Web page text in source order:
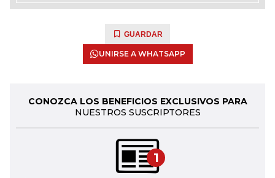
GUARDAR
UNIRSE A WHATSAPP
CONOZCA LOS BENEFICIOS EXCLUSIVOS PARA
NUESTROS SUSCRIPTORES
1